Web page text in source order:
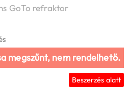
GoTo refraktor
megszűnt, nem rendelhető.
Beszerzés alatt